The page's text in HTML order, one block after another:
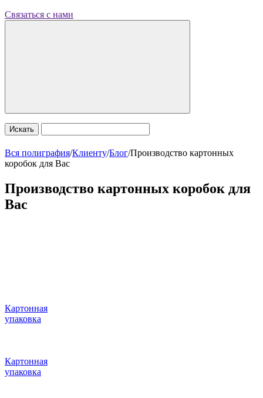
Связаться с нами
Искать
Вся полиграфия/Клиенту/Блог/Производство картонных
коробок для Вас
Производство картонных коробок для
Вас
Картонная
упаковка
Картонная
упаковка